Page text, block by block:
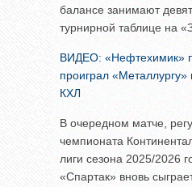
балансе занимают
турнирной таблице на
ВИДЕО: «Нефтехимик»
проиграл «Металлургу»
КХЛ
В очередном матче,
чемпионата
лиги сезона 2025/2026
«Спартак» вновь